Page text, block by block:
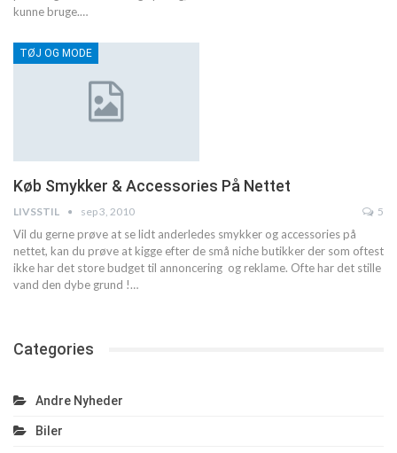
kunne bruge.…
TØJ OG MODE
Køb Smykker & Accessories På Nettet
LIVSSTIL sep 3, 2010 5
Vil du gerne prøve at se lidt anderledes smykker og accessories på
nettet, kan du prøve at kigge efter de små niche butikker der som oftest
ikke har det store budget til annoncering og reklame. Ofte har det stille
vand den dybe grund !…
Categories
Andre Nyheder
Biler